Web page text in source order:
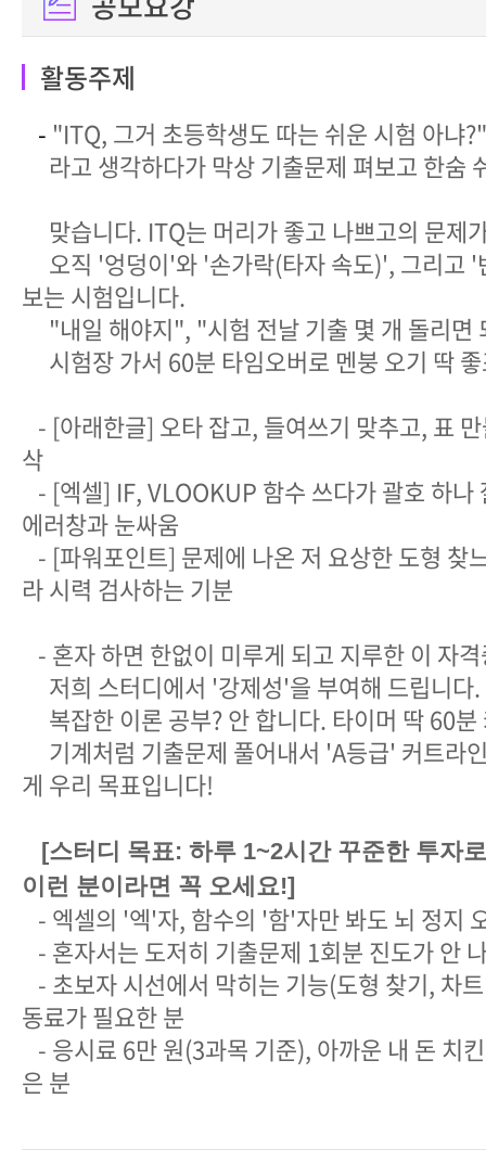
활동주제
- "ITQ, 그거 초등학생도 따는 쉬운 시험 아냐?"
라고 생각하다가 막상 기출문제 펴보고 한숨
맞습니다. ITQ는 머리가 좋고 나쁘고의 문제
오직 '엉덩이'와 '손가락(타자 속도)', 그리고 '
보는 시험입니다.
"내일 해야지", "시험 전날 기출 몇 개 돌리면
시험장 가서 60분 타임오버로 멘붕 오기 딱
- [아래한글] 오타 잡고, 들여쓰기 맞추고, 표
삭 ️
- [엑셀] IF, VLOOKUP 함수 쓰다가 괄호 하
에러창과 눈싸움
- [파워포인트] 문제에 나온 저 요상한 도형 찾
라 시력 검사하는 기분
- 혼자 하면 한없이 미루게 되고 지루한 이 자
저희 스터디에서 '강제성'을 부여해 드립니다.
복잡한 이론 공부? 안 합니다. 타이머 딱 60분
기계처럼 기출문제 풀어내서 'A등급' 커트라
게 우리 목표입니다!
[스터디 목표: 하루 1~2시간 꾸준한 투자
이런 분이라면 꼭 오세요!]
- 엑셀의 '엑'자, 함수의 '함'자만 봐도 뇌 정지
- 혼자서는 도저히 기출문제 1회분 진도가 안
- 초보자 시선에서 막히는 기능(도형 찾기, 차
동료가 필요한 분
- 응시료 6만 원(3과목 기준), 아까운 내 돈 치
은 분